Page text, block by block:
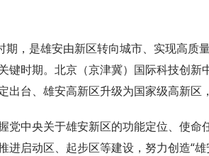
期，是雄安由新区转向城市、实现高质
键时期。北京（京津冀）国际科技创新
出台、雄安高新区升级为国家级高新区
党中央关于雄安新区的功能定位、使命
进启动区、起步区等建设，努力创造“